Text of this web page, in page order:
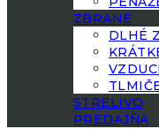
ZBRANE
DLHÉ
STRELIVO
PREDAJŇA